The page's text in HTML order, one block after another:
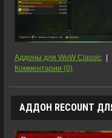
Аддоны для WoW Classic |
Комментарии (0)
АДДОН RECOUNT